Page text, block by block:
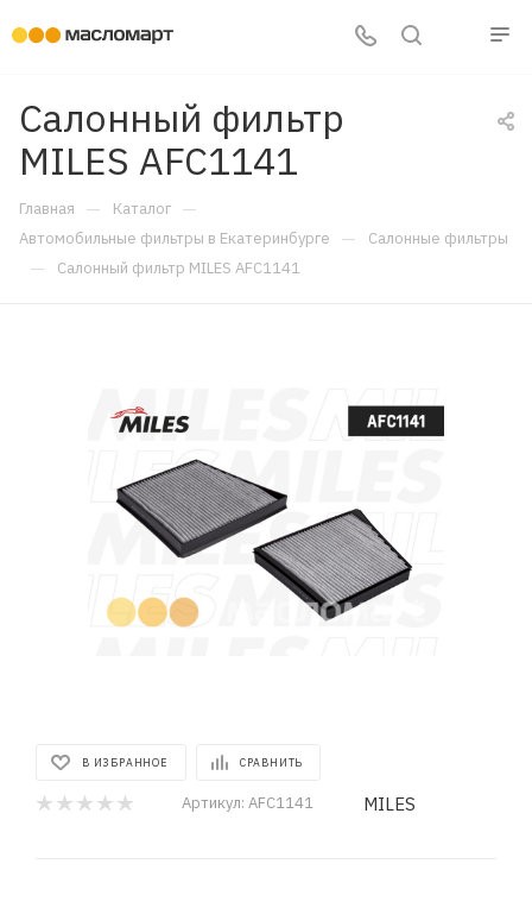
Салонный фильтр
MILES AFC1141
Главная — Каталог —
Автомобильные фильтры в Екатеринбурге — Салонные фильтры
— Салонный фильтр MILES AFC1141
В ИЗБРАННОЕ СРАВНИТЬ
Артикул: AFC1141 MILES